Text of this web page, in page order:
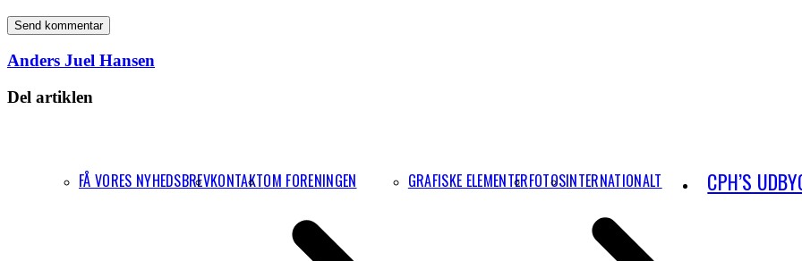
FÅ VORES NYHEDSBREVKONTAKTOM FORENINGEN GRAFISKE ELEMENTERFOTOSINTERNATIONALT CPH’S
Anders Juel Hansen
Del artiklen